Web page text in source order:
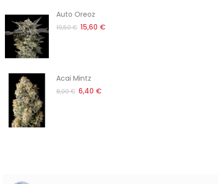
Auto Oreoz
19,50 € 15,60 €
Acai Mintz
8,00 € 6,40 €